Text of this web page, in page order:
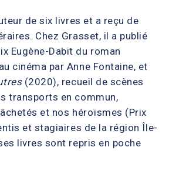
de six livres et a reçu de
Chez Grasset, il a publié
Eugène-Dabit du roman
cinéma par Anne Fontaine, et
(2020), recueil de scènes
transports en commun,
et nos héroïsmes (Prix
et stagiaires de la région Île-
livres sont repris en poche